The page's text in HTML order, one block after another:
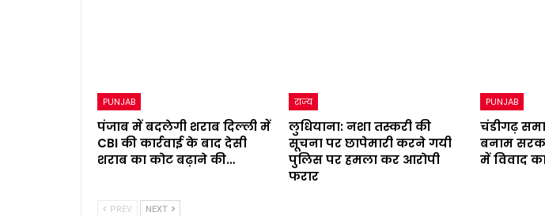
PUNJAB
पंजाब में बदलेगी शराब दिल्ली में
CBI की कार्रवाई के बाद देसी
शराब का कोट बढ़ाने की…
राज्य
लुधियाना: नशा तस्करी की
सूचना पर छापेमारी करने गयी
पुलिस पर हमला कर आरोपी
फरार
PUNJAB
चंडीगढ़
बनाम
में विवाद
PREV NEXT